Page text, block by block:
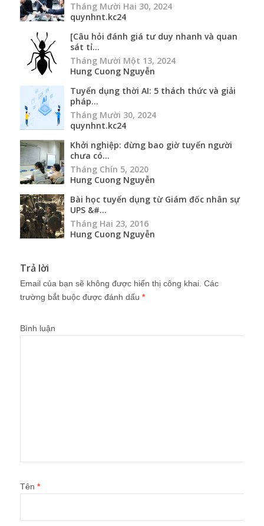
Tháng Mười Hai 30, 2024
quynhnt.kc24
[Câu hỏi đánh giá tư duy nhanh và quan
sát tỉ...
Tháng Mười Một 13, 2024
Hung Cuong Nguyễn
Tuyển dụng thời AI: 5 thách thức và giải
pháp...
Tháng Mười 30, 2024
quynhnt.kc24
Khởi nghiệp: đừng bao giờ tuyển người
chưa có...
Tháng Chín 5, 2020
Hung Cuong Nguyễn
Bài học tuyển dụng từ Giám đốc nhân sự
UPS &#...
Tháng Hai 23, 2016
Hung Cuong Nguyễn
Trả lời
Email của bạn sẽ không được hiển thị công khai. Các
trường bắt buộc được đánh dấu *
Bình luận
Tên *